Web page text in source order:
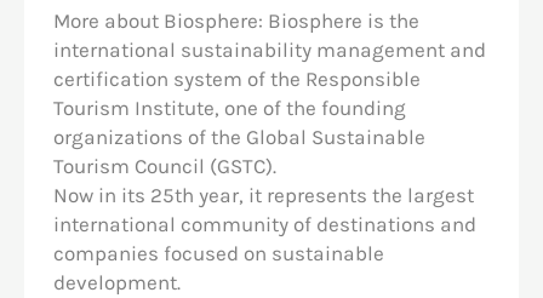
More about Biosphere: Biosphere is the
international sustainability management and
certification system of the Responsible
Tourism Institute, one of the founding
organizations of the Global Sustainable
Tourism Council (GSTC).
Now in its 25th year, it represents the largest
international community of destinations and
companies focused on sustainable
development.